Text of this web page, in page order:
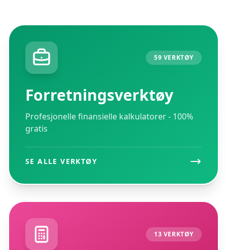
59 VERKTØY
Forretningsverktøy
Profesjonelle finansielle kalkulatorer - 100%
gratis
SE ALLE VERKTØY
13 VERKTØY